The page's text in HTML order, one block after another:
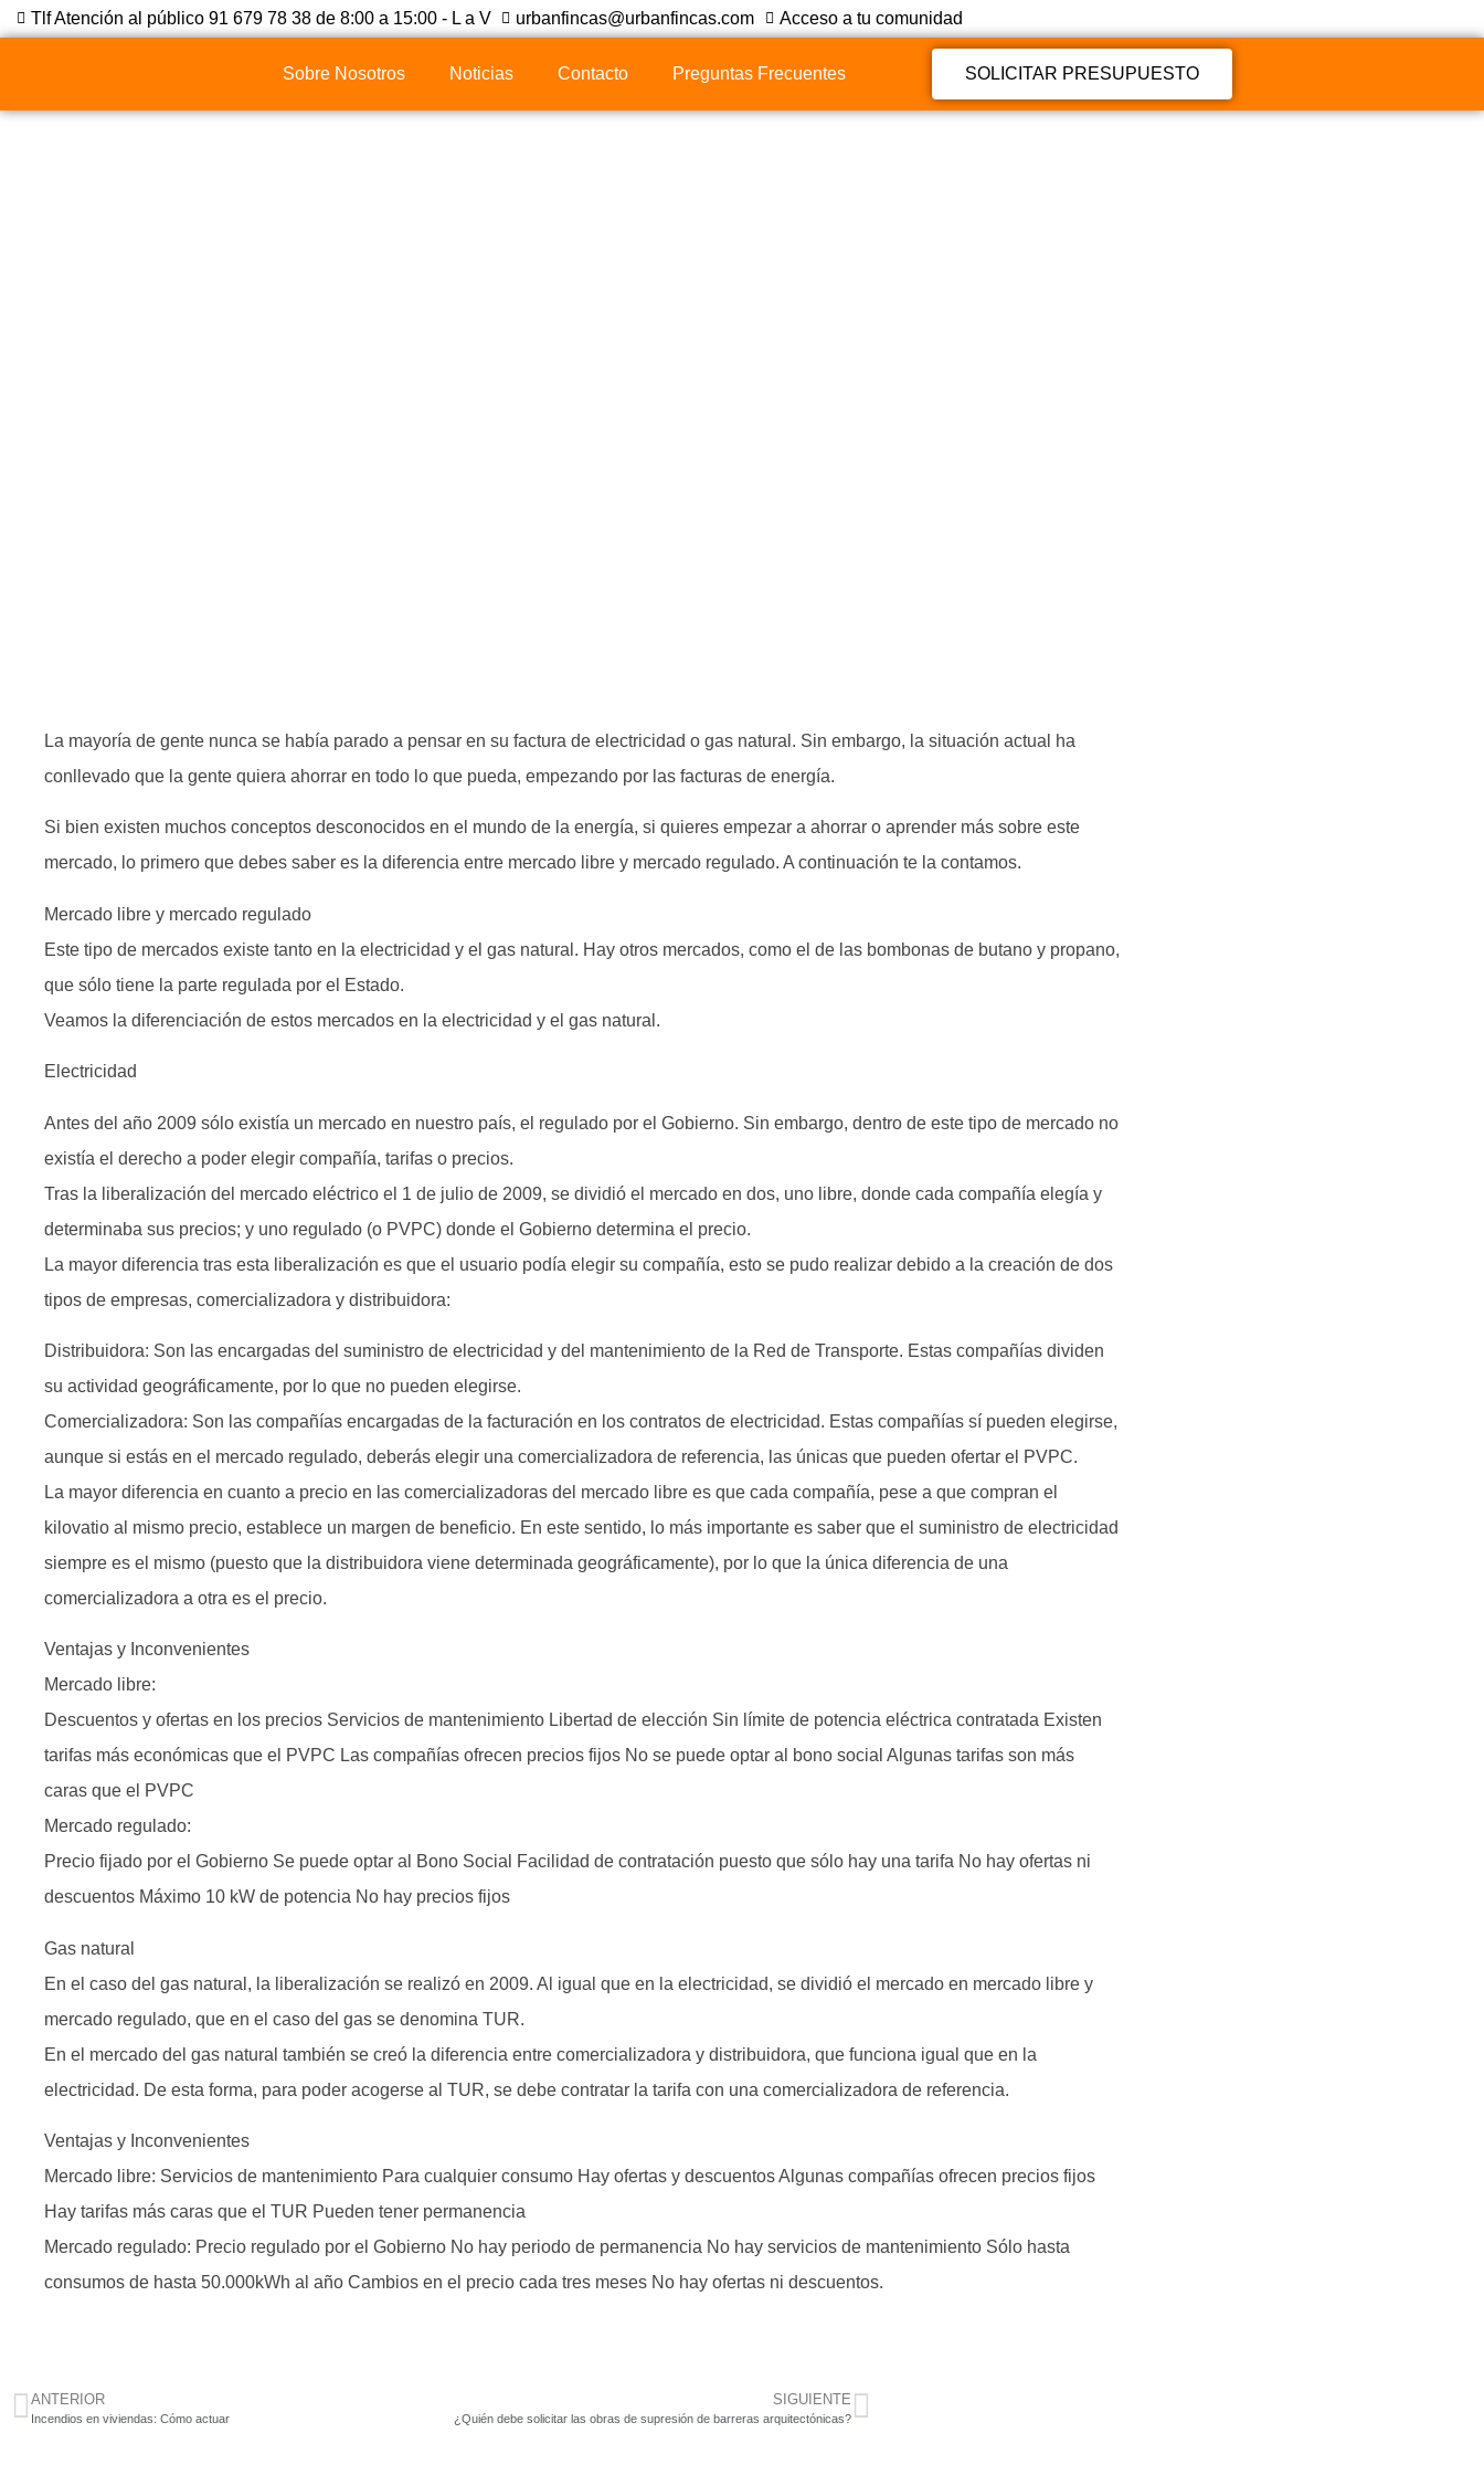
Tlf Atención al público 91 679 78 38 de 8:00 a 15:00 - L a V urbanfincas@urbanfincas.com Acceso a tu comunidad
Sobre Nosotros Noticias Contacto Preguntas Frecuentes SOLICITAR PRESUPUESTO
La mayoría de gente nunca se había parado a pensar en su factura de electricidad o gas natural. Sin embargo, la situación actual ha
conllevado que la gente quiera ahorrar en todo lo que pueda, empezando por las facturas de energía.
Si bien existen muchos conceptos desconocidos en el mundo de la energía, si quieres empezar a ahorrar o aprender más sobre este
mercado, lo primero que debes saber es la diferencia entre mercado libre y mercado regulado. A continuación te la contamos.
Mercado libre y mercado regulado
Este tipo de mercados existe tanto en la electricidad y el gas natural. Hay otros mercados, como el de las bombonas de butano y propano,
que sólo tiene la parte regulada por el Estado.
Veamos la diferenciación de estos mercados en la electricidad y el gas natural.
Electricidad
Antes del año 2009 sólo existía un mercado en nuestro país, el regulado por el Gobierno. Sin embargo, dentro de este tipo de mercado no
existía el derecho a poder elegir compañía, tarifas o precios.
Tras la liberalización del mercado eléctrico el 1 de julio de 2009, se dividió el mercado en dos, uno libre, donde cada compañía elegía y
determinaba sus precios; y uno regulado (o PVPC) donde el Gobierno determina el precio.
La mayor diferencia tras esta liberalización es que el usuario podía elegir su compañía, esto se pudo realizar debido a la creación de dos
tipos de empresas, comercializadora y distribuidora:
Distribuidora: Son las encargadas del suministro de electricidad y del mantenimiento de la Red de Transporte. Estas compañías dividen
su actividad geográficamente, por lo que no pueden elegirse.
Comercializadora: Son las compañías encargadas de la facturación en los contratos de electricidad. Estas compañías sí pueden elegirse,
aunque si estás en el mercado regulado, deberás elegir una comercializadora de referencia, las únicas que pueden ofertar el PVPC.
La mayor diferencia en cuanto a precio en las comercializadoras del mercado libre es que cada compañía, pese a que compran el
kilovatio al mismo precio, establece un margen de beneficio. En este sentido, lo más importante es saber que el suministro de electricidad
siempre es el mismo (puesto que la distribuidora viene determinada geográficamente), por lo que la única diferencia de una
comercializadora a otra es el precio.
Ventajas y Inconvenientes
Mercado libre:
Descuentos y ofertas en los precios Servicios de mantenimiento Libertad de elección Sin límite de potencia eléctrica contratada Existen
tarifas más económicas que el PVPC Las compañías ofrecen precios fijos No se puede optar al bono social Algunas tarifas son más
caras que el PVPC
Mercado regulado:
Precio fijado por el Gobierno Se puede optar al Bono Social Facilidad de contratación puesto que sólo hay una tarifa No hay ofertas ni
descuentos Máximo 10 kW de potencia No hay precios fijos
Gas natural
En el caso del gas natural, la liberalización se realizó en 2009. Al igual que en la electricidad, se dividió el mercado en mercado libre y
mercado regulado, que en el caso del gas se denomina TUR.
En el mercado del gas natural también se creó la diferencia entre comercializadora y distribuidora, que funciona igual que en la
electricidad. De esta forma, para poder acogerse al TUR, se debe contratar la tarifa con una comercializadora de referencia.
Ventajas y Inconvenientes
Mercado libre: Servicios de mantenimiento Para cualquier consumo Hay ofertas y descuentos Algunas compañías ofrecen precios fijos
Hay tarifas más caras que el TUR Pueden tener permanencia
Mercado regulado: Precio regulado por el Gobierno No hay periodo de permanencia No hay servicios de mantenimiento Sólo hasta
consumos de hasta 50.000kWh al año Cambios en el precio cada tres meses No hay ofertas ni descuentos.
ANTERIOR
Incendios en viviendas: Cómo actuar
SIGUIENTE
¿Quién debe solicitar las obras de supresión de barreras arquitectónicas?